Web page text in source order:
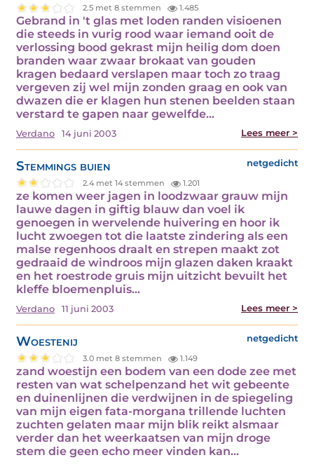
2.5 met 8 stemmen 1.485
Gebrand in 't glas met loden randen visioenen
die steeds in vurig rood waar iemand ooit de
verlossing bood gekrast mijn heilig dom doen
branden waar zwaar brokaat van gouden
kragen bedaard verslapen maar toch zo traag
vergeven zij wel mijn zonden graag en ook van
dwazen die er klagen hun stenen beelden staan
verstard te gapen naar gewelfde…
Verdano 14 juni 2003 Lees meer >
Stemmings buien netgedicht
2.4 met 14 stemmen 1.201
ze komen weer jagen in loodzwaar grauw mijn
lauwe dagen in giftig blauw dan voel ik
genoegen in wervelende huivering en hoor ik
lucht zwoegen tot die laatste zindering als een
malse regenhoos draalt en strepen maakt zot
gedraaid de windroos mijn glazen daken kraakt
en het roestrode gruis mijn uitzicht bevuilt het
kleffe bloemenpluis…
Verdano 11 juni 2003 Lees meer >
Woestenij netgedicht
3.0 met 8 stemmen 1.149
zand woestijn een bodem van een dode zee met
resten van wat schelpenzand het wit gebeente
en duinenlijnen die verdwijnen in de spiegeling
van mijn eigen fata-morgana trillende luchten
zuchten gelaten maar mijn blik reikt alsmaar
verder dan het weerkaatsen van mijn droge
stem die geen echo meer vinden kan…